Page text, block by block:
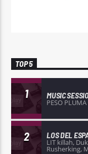
TOP 5
1 MUSIC
PESO
2 LOS DEL
LIT killah,
Rusherking,